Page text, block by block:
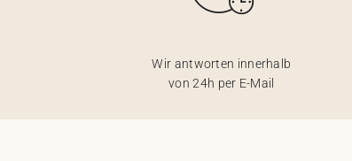
Wir antworten innerhalb
von 24h per E-Mail